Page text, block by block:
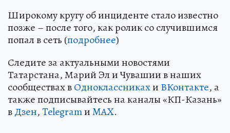
Широкому кругу об инциденте стало известно
позже – после того, как ролик со случившимся
попал в сеть (подробнее)
Следите за актуальными новостями
Татарстана, Марий Эл и Чувашии в наших
сообществах вОдноклассникахи ВКонтакте, а
также подписывайтесь на каналы «КП-Казань»
вДзен,TelegramиMAX.